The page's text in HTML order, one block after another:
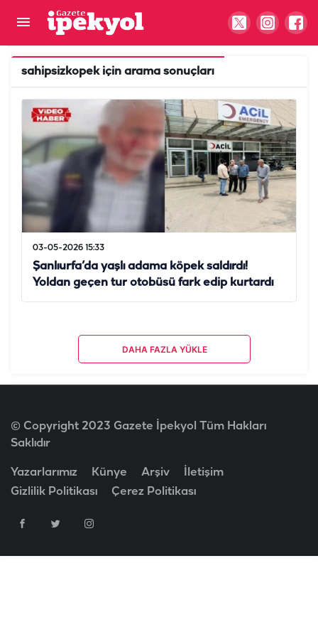
sahipsizkopekiçin arama sonuçları
03-05-2026 15:33
Şanlıurfa’da yaşlı adama köpek saldırdı!
Yoldan geçen tur otobüsü fark edip kurtardı
DAHA FAZLA YÜKLE
© Copyright 2023 Gazete İpekyol Tüm Hakları
Saklıdır
Yazarlarımız Künye Arşiv
İletişim
Gizlilik Politikası
Çerez Politikası